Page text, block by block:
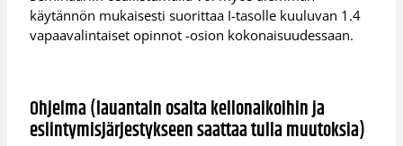
käytännön mukaisesti suorittaa I-tasolle kuuluvan 1.4
vapaavalintaiset opinnot -osion kokonaisuudessaan.
Ohjelma (lauantain osalta kellonaikoihin ja
esiintymisjärjestykseen saattaa tulla muutoksia)